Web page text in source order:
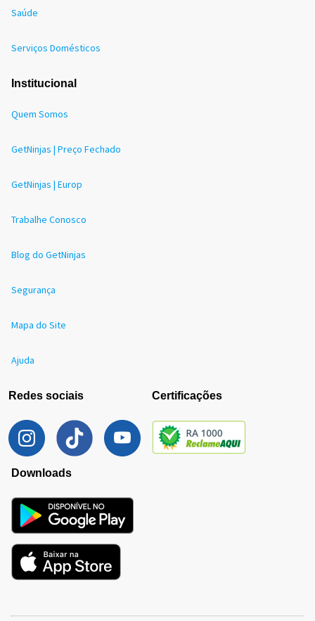
Saúde
Serviços Domésticos
Institucional
Quem Somos
GetNinjas | Preço Fechado
GetNinjas | Europ
Trabalhe Conosco
Blog do GetNinjas
Segurança
Mapa do Site
Ajuda
Redes sociais Certificações
Downloads